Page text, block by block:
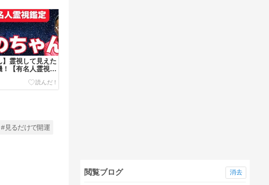
】霊視して見えた
！【有名人霊視鑑
#見るだけで開運
閲覧ブログ 消去